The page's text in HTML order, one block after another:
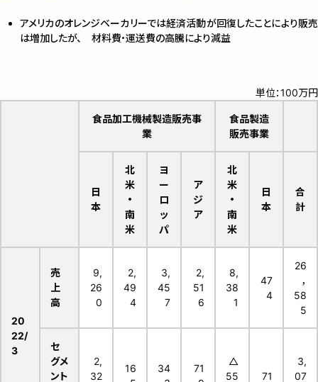
アメリカのオレンジベーカリーでは経済活動が回復したことにより販売
は増加したが、 材料費・運送費の高騰により減益
単位：100万円
食品加工機械製造販売事
業
食品製造
販売事業
日
本
北
米
・
南
米
ヨ
ー
ロ
ッ
パ
ア
ジ
ア
北
米
・
南
米
日
本
合
計
20
22/
3
売
上
高
9,
26
0
2,
49
4
3,
45
7
2,
51
6
8,
38
1
47
4
26
，
58
5
セ
グメ
ント
2,
32
16
34
71
△
55
71
3,
07